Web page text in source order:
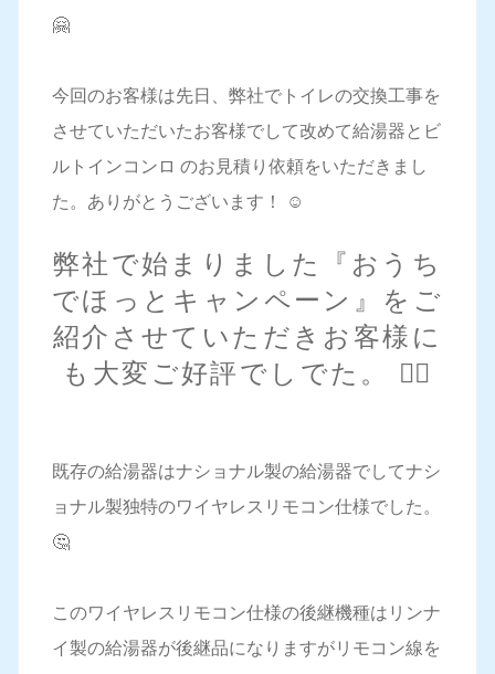
🤗
今回のお客様は先日、弊社でトイレの交換工事を
させていただいたお客様でして改めて給湯器とビ
ルトインコンロ のお見積り依頼をいただきまし
た。ありがとうございます！ ☺️
弊社で始まりました『おうち
でほっとキャンペーン』をご
紹介させていただきお客様に
も大変ご好評でしでた。 🙆‍♀️
既存の給湯器はナショナル製の給湯器でしてナシ
ョナル製独特のワイヤレスリモコン仕様でした。
🤔
このワイヤレスリモコン仕様の後継機種はリンナ
イ製の給湯器が後継品になりますがリモコン線を